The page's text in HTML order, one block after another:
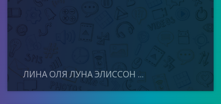
ЛИНА ОЛЯ ЛУНА ЭЛИССОН ...